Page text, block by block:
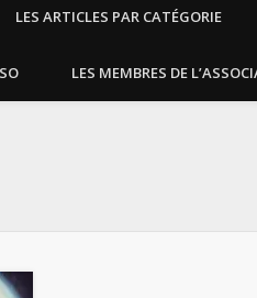
LES ARTICLES PAR CATÉGORIE
LES MEMBRES DE